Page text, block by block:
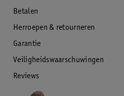
Betalen
Herroepen & retourneren
Garantie
Veiligheidswaarschuwingen
Reviews